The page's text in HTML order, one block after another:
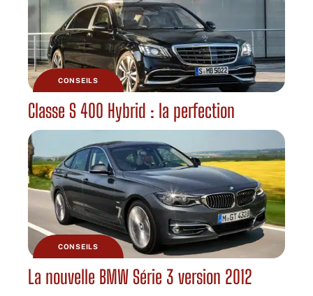
CONSEILS
Classe S 400 Hybrid : la perfection
CONSEILS
La nouvelle BMW Série 3 version 2012